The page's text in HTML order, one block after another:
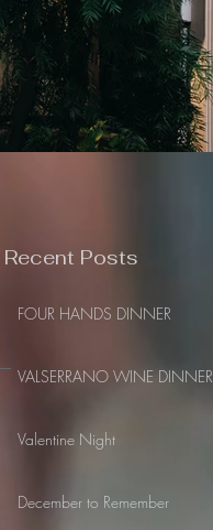
Recent Posts
FOUR HANDS DINNER
VALSERRANO WINE DINNER
Valentine Night
December to Remember